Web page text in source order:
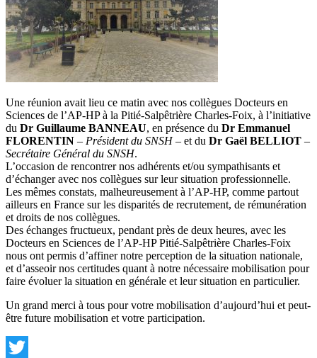
Une réunion avait lieu ce matin avec nos collègues Docteurs en
Sciences de l’AP-HP à la Pitié-Salpêtrière Charles-Foix, à l’initiative
du Dr Guillaume BANNEAU, en présence du Dr Emmanuel
FLORENTIN – Président du SNSH – et du Dr Gaël BELLIOT –
Secrétaire Général du SNSH.
L’occasion de rencontrer nos adhérents et/ou sympathisants et
d’échanger avec nos collègues sur leur situation professionnelle.
Les mêmes constats, malheureusement à l’AP-HP, comme partout
ailleurs en France sur les disparités de recrutement, de rémunération
et droits de nos collègues.
Des échanges fructueux, pendant près de deux heures, avec les
Docteurs en Sciences de l’AP-HP Pitié-Salpêtrière Charles-Foix
nous ont permis d’affiner notre perception de la situation nationale,
et d’asseoir nos certitudes quant à notre nécessaire mobilisation pour
faire évoluer la situation en générale et leur situation en particulier.
Un grand merci à tous pour votre mobilisation d’aujourd’hui et peut-
être future mobilisation et votre participation.